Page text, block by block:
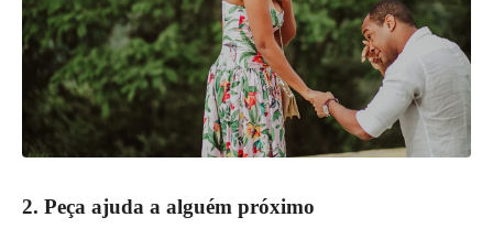
2. Peça ajuda a alguém próximo